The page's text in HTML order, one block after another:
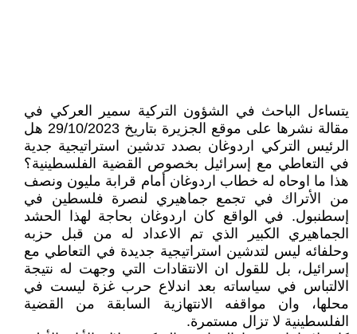
يتساءل الباحث في الشؤون التركية سمير العركي في
مقالة نشرها على موقع الجزيرة بتاريخ 29/10/2023 هل
الرئيس التركي اردوغان بصدد تدشين استراتيجية جدية
في التعاطي مع إسرائيل بخصوص القضية الفلسطينية؟
هذا ما اوحاه له خطاب اردوغان أمام قرابة مليون ونصف
من الأتراك في تجمع جماهيري لنصرة فلسطين في
إسطنبول. في الواقع كان اردوغان بحاجة لهذا الحشد
الجماهيري الكبير الذي تم الاعداد له من قبل حزبه
وحلفائه ليس لتدشين استراتيجية جديدة في التعاطي مع
إسرائيل، بل للقول ان الانتقادات التي وجهت له نتيجة
الالتباس في سياساته بعد اندلاع حرب غزة ليست في
محلها، وان مواقفه الانتهازية السابقة من القضية
الفلسطينية لا تزال مستمرة.